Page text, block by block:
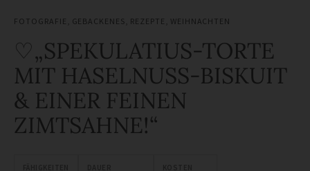
FOTOGRAFIE GEBACKENES REZEPTE WEIHNACHTEN
♡„SPEKULATIUS-TORTE
MIT HASELNUSS-BISKUIT
& EINER FEINEN
ZIMTSAHNE!“